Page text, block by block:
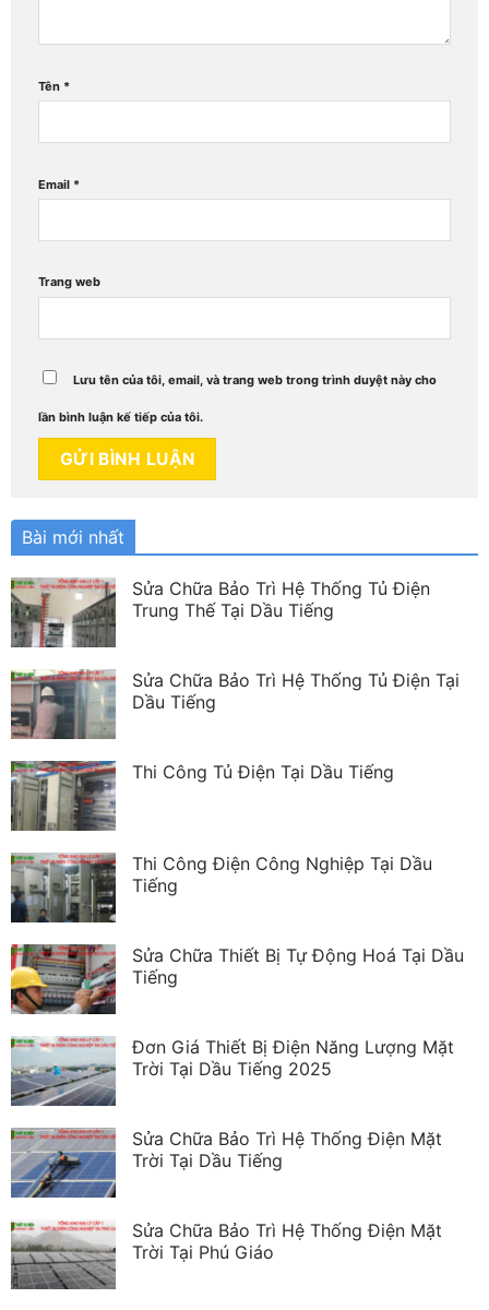
Tên *
Email *
Trang web
Lưu tên của tôi, email, và trang web trong trình duyệt này cho
lần bình luận kế tiếp của tôi.
Bài mới nhất
Sửa Chữa Bảo Trì Hệ Thống Tủ Điện
Trung Thế Tại Dầu Tiếng
Sửa Chữa Bảo Trì Hệ Thống Tủ Điện Tại
Dầu Tiếng
Thi Công Tủ Điện Tại Dầu Tiếng
Thi Công Điện Công Nghiệp Tại Dầu
Tiếng
Sửa Chữa Thiết Bị Tự Động Hoá Tại Dầu
Tiếng
Đơn Giá Thiết Bị Điện Năng Lượng Mặt
Trời Tại Dầu Tiếng 2025
Sửa Chữa Bảo Trì Hệ Thống Điện Mặt
Trời Tại Dầu Tiếng
Sửa Chữa Bảo Trì Hệ Thống Điện Mặt
Trời Tại Phú Giáo